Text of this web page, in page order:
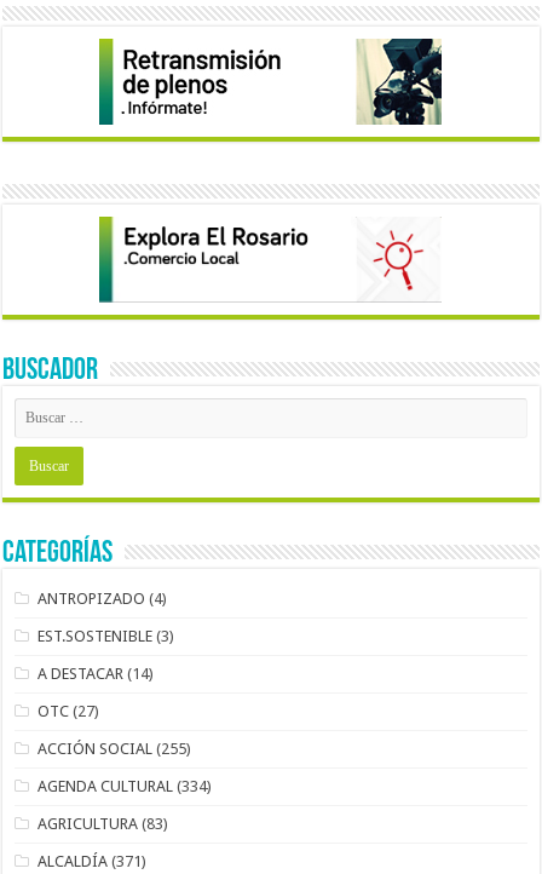
BUSCADOR
Categorías
ANTROPIZADO (4)
EST.SOSTENIBLE (3)
A DESTACAR (14)
OTC (27)
ACCIÓN SOCIAL (255)
AGENDA CULTURAL (334)
AGRICULTURA (83)
ALCALDÍA (371)